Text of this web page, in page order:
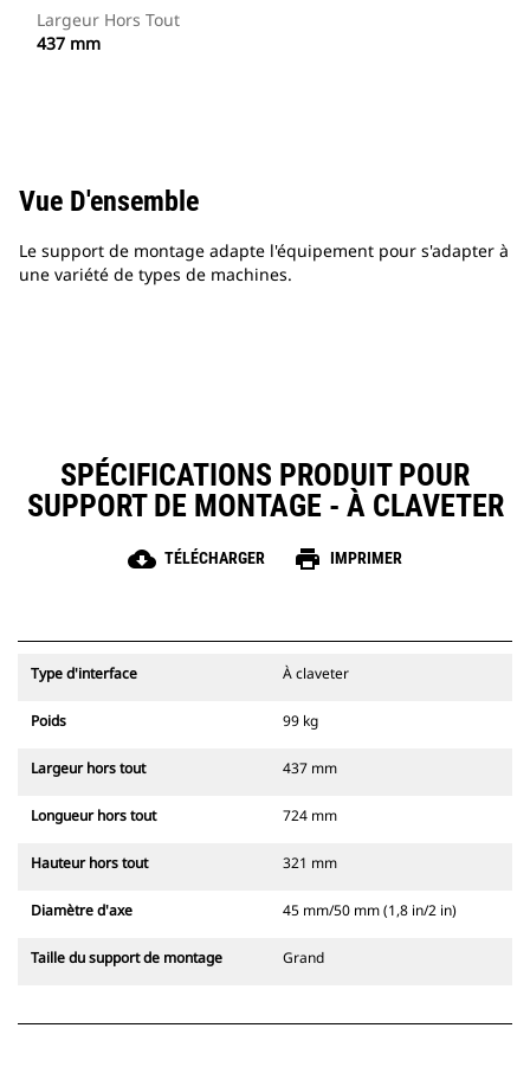
Largeur Hors Tout
437 mm
Vue D'ensemble
Le support de montage adapte l'équipement pour s'adapter à
une variété de types de machines.
SPÉCIFICATIONS PRODUIT POUR
SUPPORT DE MONTAGE - À CLAVETER
cloud_download TÉLÉCHARGER print IMPRIMER
Type d'interface À claveter
Poids 99 kg
Largeur hors tout 437 mm
Longueur hors tout 724 mm
Hauteur hors tout 321 mm
Diamètre d'axe 45 mm/50 mm (1,8 in/2 in)
Taille du support de montage Grand